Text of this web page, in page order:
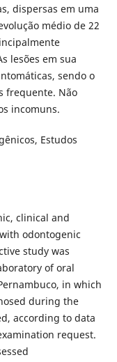
dispersas em uma
médio de 22
lesões em sua
sendo o
frequente. Não
incomuns.
Estudos
clinical and
odontogenic
study was
of oral
in which
during the
according to data
request.